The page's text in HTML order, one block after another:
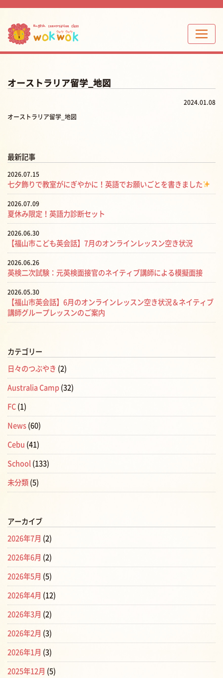
オーストラリア留学_地図
2024.01.08
オーストラリア留学_地図
最新記事
2026.07.15
七夕飾りで教室がにぎやかに！英語でお願いごとを書きました
2026.07.09
夏休み限定！英語力診断セット
2026.06.30
【福山市こども英会話】7月のオンラインレッスン空き状況
2026.06.26
英検二次試験：元英検面接官のネイティブ講師による模擬面接
2026.05.30
【福山市英会話】6月のオンラインレッスン空き状況＆ネイティブ
講師グループレッスンのご案内
カテゴリー
日々のつぶやき (2)
Australia Camp (32)
FC (1)
News (60)
Cebu (41)
School (133)
未分類 (5)
アーカイブ
2026年7月 (2)
2026年6月 (2)
2026年5月 (5)
2026年4月 (12)
2026年3月 (2)
2026年2月 (3)
2026年1月 (3)
2025年12月 (5)